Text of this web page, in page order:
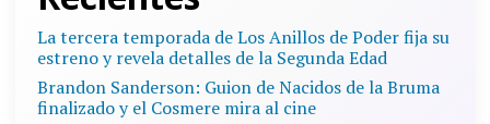
La tercera temporada de Los Anillos de Poder fija su
estreno y revela detalles de la Segunda Edad
Brandon Sanderson: Guion de Nacidos de la Bruma
finalizado y el Cosmere mira al cine